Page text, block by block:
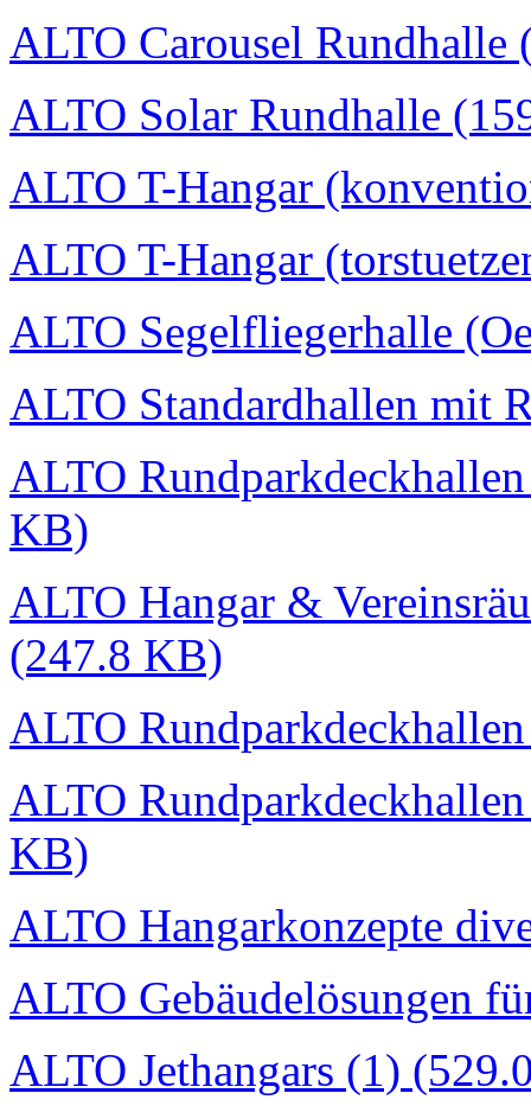
ALTO Carousel Rundhalle
ALTO Solar Rundhalle
ALTO T-Hangar
ALTO T-Hangar
ALTO Segelfliegerhalle
ALTO Standardhallen mit
ALTO
KB)
ALTO Hangar &
(247.8 KB)
ALTO
ALTO
KB)
ALTO Hangarkonzepte
ALTO Gebäudelösungen
ALTO Jethangars (1)